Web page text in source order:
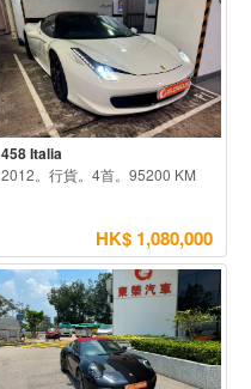
458 Italia
2012。行貨。4首。95200 KM
HK$ 1,080,000